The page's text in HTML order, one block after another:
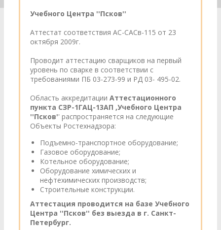
Учебного Центра ''Псков''
Аттестат соответствия АС-САСв-115 от 23
октября 2009г.
Проводит аттестацию сварщиков на первый
уровень по сварке в соответствии с
требованиями ПБ 03-273-99 и РД 03- 495-02.
Область аккредитации Аттестационного
пункта СЗР-1ГАЦ-13АП ,Учебного Центра
''Псков'' распространяется на следующие
Объекты Ростехнадзора:
Подъемно-транспортное оборудование;
Газовое оборудование;
Котельное оборудование;
Оборудование химических и
нефтехимических производств;
Строительные конструкции.
Аттестация проводится на базе Учебного
Центра ''Псков'' без выезда в г. Санкт-
Петербург.